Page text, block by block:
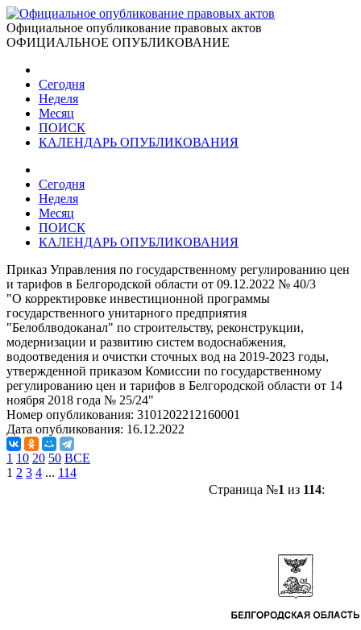
Официальное опубликование правовых актов
ОФИЦИАЛЬНОЕ ОПУБЛИКОВАНИЕ
Сегодня
Неделя
Месяц
ПОИСК
КАЛЕНДАРЬ ОПУБЛИКОВАНИЯ
Сегодня
Неделя
Месяц
ПОИСК
КАЛЕНДАРЬ ОПУБЛИКОВАНИЯ
Приказ Управления по государственному регулированию цен
и тарифов в Белгородской области от 09.12.2022 № 40/3
"О корректировке инвестиционной программы
государственного унитарного предприятия
"Белоблводоканал" по строительству, реконструкции,
модернизации и развитию систем водоснабжения,
водоотведения и очистки сточных вод на 2019-2023 годы,
утвержденной приказом Комиссии по государственному
регулированию цен и тарифов в Белгородской области от 14
ноября 2018 года № 25/24"
Номер опубликования: 3101202212160001
Дата опубликования: 16.12.2022
1 10 20 50 ВСЕ
1 2 3 4 ... 114
Страница №1 из 114: